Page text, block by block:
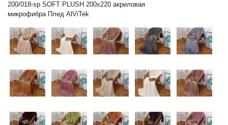
200/018-sp SOFT PLUSH 200х220 акриловая
микрофибра Плед AlViTek